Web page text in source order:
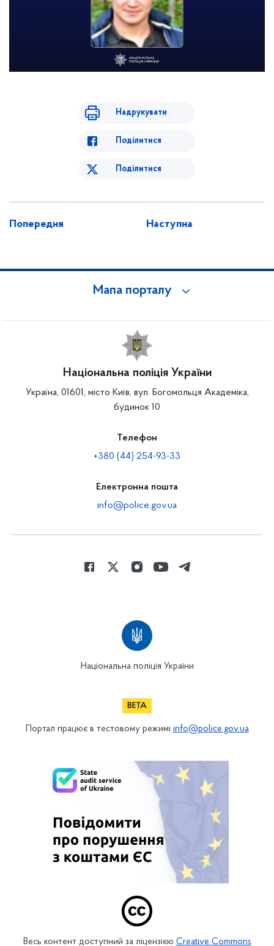
Надрукувати
Поділитися
Поділитися
Попередня Наступна
Мапа порталу
Національна поліція України
Україна, 01601, місто Київ, вул. Богомольця Академіка,
будинок 10
Телефон
+380 (44) 254-93-33
Електронна пошта
info@police.gov.ua
Національна поліція України
Портал працює в тестовому режимі info@police.gov.ua
Весь контент доступний за ліцензією Creative Commons